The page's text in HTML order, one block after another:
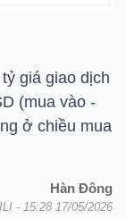
giá giao dịch
(mua vào -
ở chiều mua
Hàn Đông
- 15:28 17/05/2026